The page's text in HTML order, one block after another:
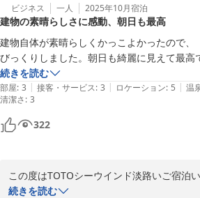
ば幸いです。
ありがとうございました。
2025-10-21
ビジネス 一人 2025年10月宿泊
建物の素晴らしさに感動、朝日も最高
建物自体が素晴らしくかっこよかったので、
びっくりしました。朝日も綺麗に見えて最高
続きを読む
部屋: 3 | 接客・サービス: 3 | ロケーション: 5 | 温
清潔さ: 3
322
この度はTOTOシーウインド淡路いご宿泊
ございました。。
続きを読む